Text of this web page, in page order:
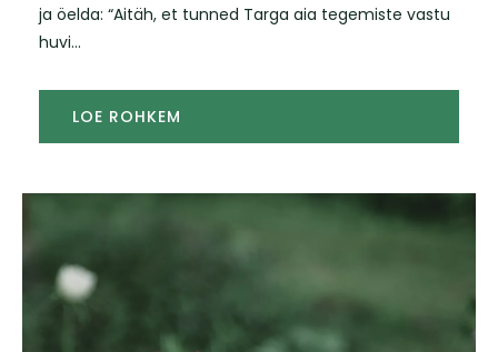
ja öelda: “Aitäh, et tunned Targa aia tegemiste vastu
huvi...
LOE ROHKEM